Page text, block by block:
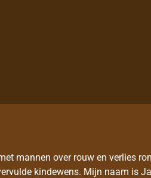
mannen over rouw en verlies
kindewens. Mijn naam is